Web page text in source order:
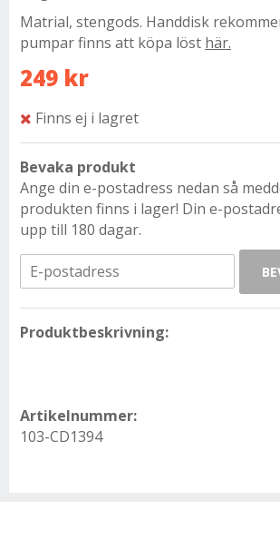
Matrial, stengods. Handdisk
pumpar finns att köpa löst här.
249 kr
Finns ej i lagret
Bevaka produkt
Ange din e-postadress nedan så
produkten finns i lager! Din e-
upp till 180 dagar.
Produktbeskrivning:
Artikelnummer:
103-CD1394